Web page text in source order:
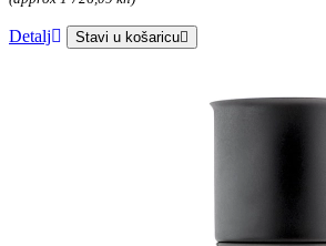
Detalj Stavi u košaricu